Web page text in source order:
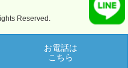
お電話は
こちら
Reserved.